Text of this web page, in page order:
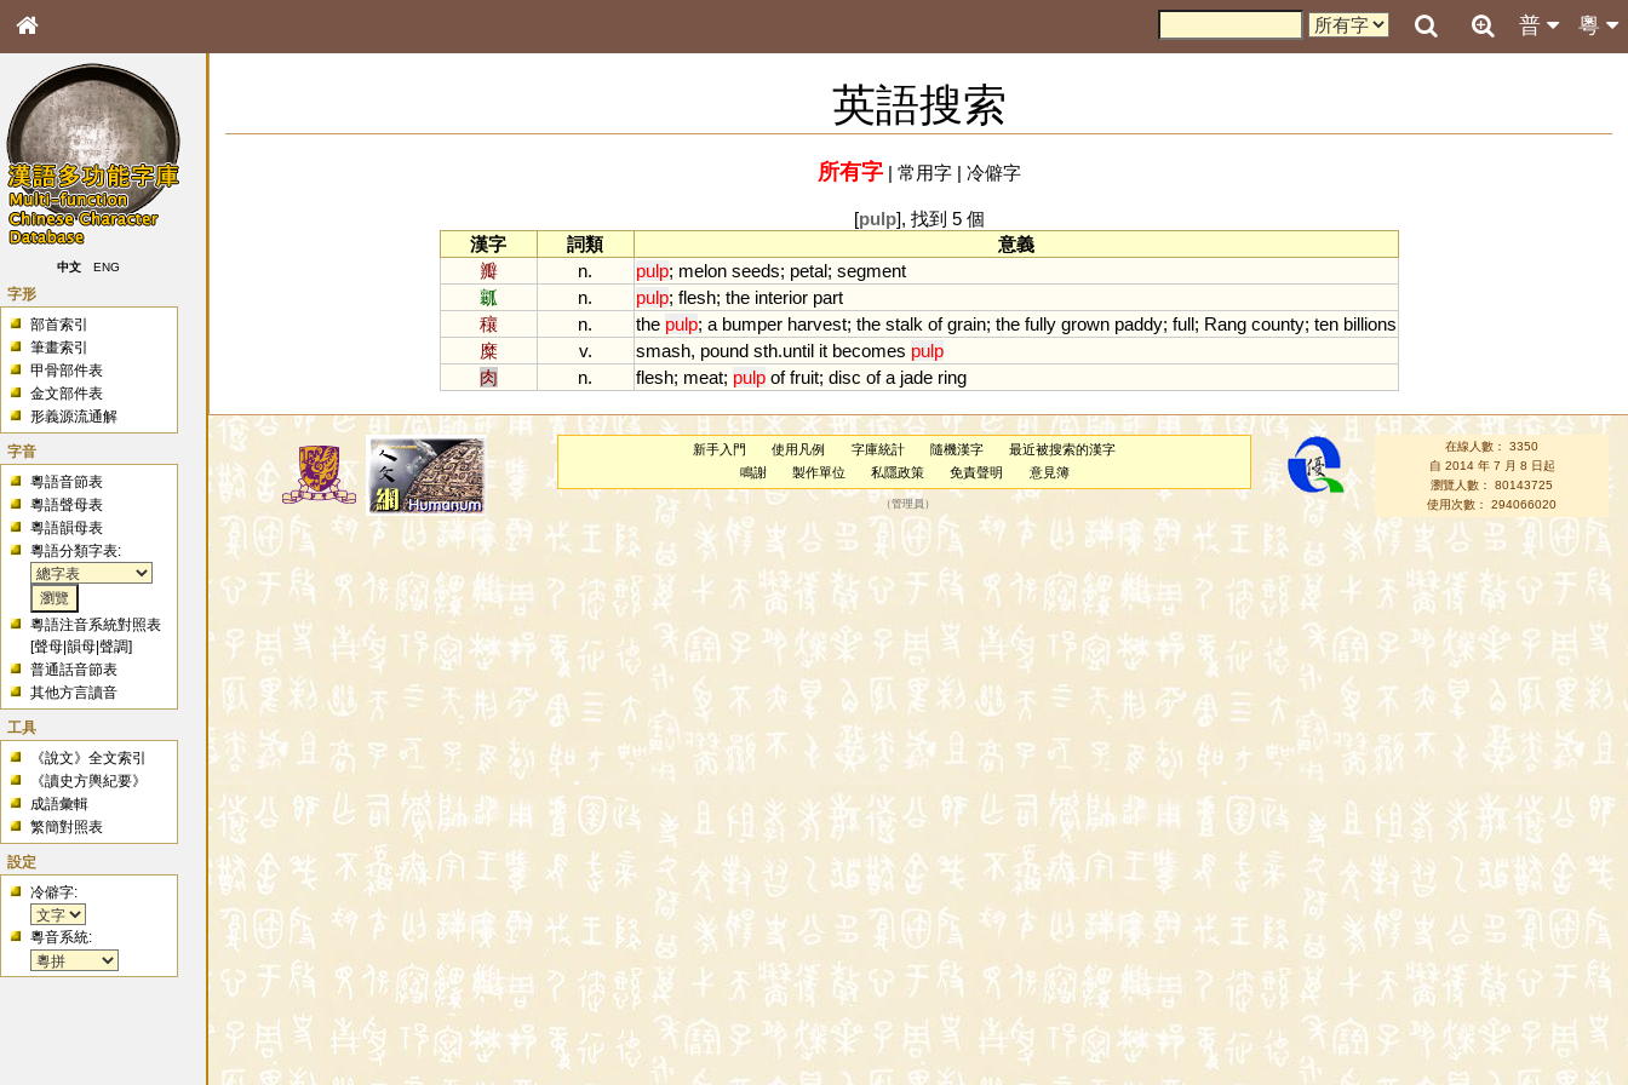
粵
普
中文 ENG
字形
部首索引
筆畫索引
甲骨部件表
金文部件表
形義源流通解
字音
粵語音節表
粵語聲母表
粵語韻母表
粵語分類字表:
粵語注音系統對照表
[聲母 |韻母 |聲調]
普通話音節表
其他方言讀音
工具
《說文》全文索引
《讀史方輿紀要》
成語彙輯
繁簡對照表
設定
冷僻字:
粵音系統:
英語搜索
所有字| 常用字| 冷僻字
[pulp], 找到 5 個
漢字
詞類
意義
瓣
n. pulp; melon seeds; petal; segment
瓤
n. pulp; flesh; the interior part
穰
n. the pulp; a bumper harvest; the stalk of grain; the fully grown paddy; full; Rang county; ten billions
糜
v. smash, pound sth.until it becomes pulp
肉
n. flesh; meat; pulp of fruit; disc of a jade ring
新手入門 使用凡例 字庫統計 隨機漢字
最近被搜索的漢字
鳴謝
製作單位 私隱政策 免責聲明 意見簿
（管理員 ）
在線人數： 3350
自 2014 年 7 月 8 日起
瀏覽人數： 80143725
使用次數： 294066020